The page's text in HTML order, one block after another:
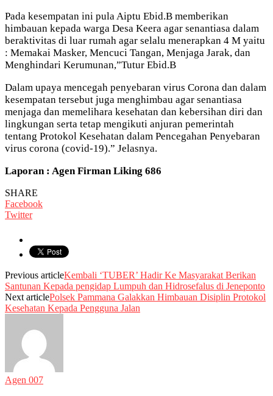
Pada kesempatan ini pula Aiptu Ebid.B memberikan
himbauan kepada warga Desa Keera agar senantiasa dalam
beraktivitas di luar rumah agar selalu menerapkan 4 M yaitu
: Memakai Masker, Mencuci Tangan, Menjaga Jarak, dan
Menghindari Kerumunan,”Tutur Ebid.B
Dalam upaya mencegah penyebaran virus Corona dan dalam
kesempatan tersebut juga menghimbau agar senantiasa
menjaga dan memelihara kesehatan dan kebersihan diri dan
lingkungan serta tetap mengikuti anjuran pemerintah
tentang Protokol Kesehatan dalam Pencegahan Penyebaran
virus corona (covid-19).” Jelasnya.
Laporan : Agen Firman Liking 686
SHARE
Facebook
Twitter
Previous articleKembali ‘TUBER’ Hadir Ke Masyarakat Berikan
Santunan Kepada pengidap Lumpuh dan Hidrosefalus di Jeneponto
Next articlePolsek Pammana Galakkan Himbauan Disiplin Protokol
Kesehatan Kepada Pengguna Jalan
Agen 007